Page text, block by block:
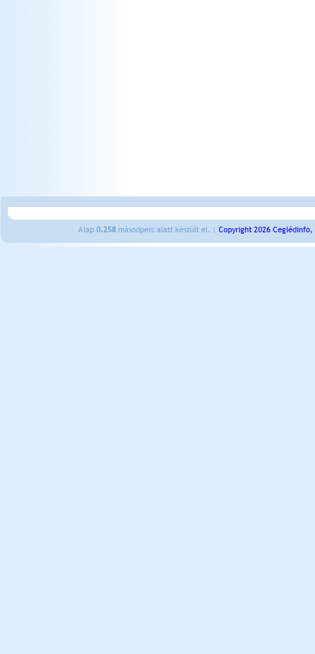
A lap 0.258 másodperc alatt készült el. | Copyright 2026